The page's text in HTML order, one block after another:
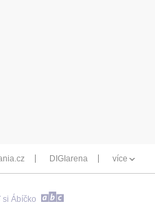
DIGIarena více
si Ábíčko